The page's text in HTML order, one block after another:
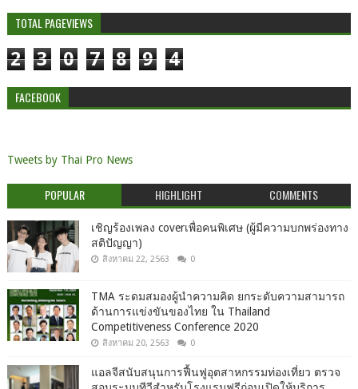
TOTAL PAGEVIEWS
2 3 0 7 8 9 4
FACEBOOK
Tweets by Thai Pro News
POPULAR HIGHLIGHT COMMENTS
เชิญร้องเพลง coverเพื่อคนพิเศษ (ผู้มีความบกพร่องทาง
สติปัญญา)
สิงหาคม 22, 2563 0
TMA ระดมสมองผู้นำความคิด ยกระดับความสามารถ
ด้านการแข่งขันของไทย ใน Thailand
Competitiveness Conference 2020
สิงหาคม 20, 2563 0
แอลจีสนับสนุนการฟื้นฟูอุตสาหกรรมท่องเที่ยว ตรวจ